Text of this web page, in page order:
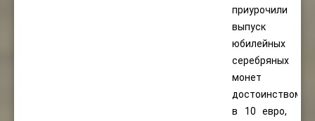
приурочили
выпуск
юбилейных
серебряных
монет
достоинством
в 10 евро,